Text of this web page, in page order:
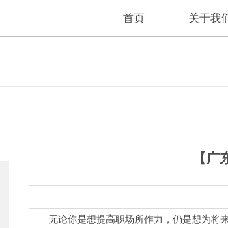
首页 关于我
需求，为上
能力超过
较为完善的
【
无论你是想提高职场所作力，仍是想为将来